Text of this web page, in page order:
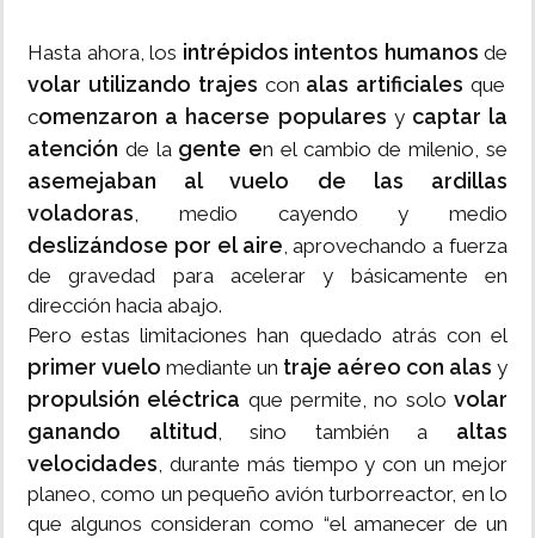
Hasta ahora, los intrépidos intentos humanos de
volar utilizando trajes con alas artificialesque
comenzaron a hacerse populares y captar la
atención de la gente en el cambio de milenio, se
asemejaban al vuelo de las ardillas
voladoras, medio cayendo y medio
deslizándose por el aire, aprovechando a fuerza
de gravedad para acelerar y básicamente en
dirección hacia abajo.
Pero estas limitaciones han quedado atrás con el
primer vuelo mediante un traje aéreo con alas y
propulsión eléctrica que permite, no solovolar
ganando altitud , sino también a altas
velocidades, durante más tiempo y con un mejor
planeo, como un pequeño avión turborreactor, en lo
que algunos consideran como “el amanecer de un